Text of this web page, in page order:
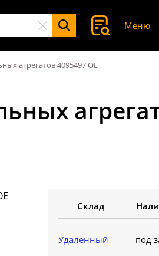
Меню
агрегатов 4095497 OE
Склад
Удаленный под